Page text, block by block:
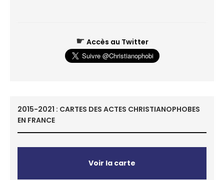
☛ Accès au Twitter
2015-2021 : CARTES DES ACTES CHRISTIANOPHOBES
EN FRANCE
Voir la carte